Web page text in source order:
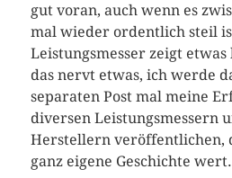
gut voran, auch wenn es
mal wieder ordentlich steil
Leistungsmesser zeigt
das nervt etwas, ich werde
separaten Post mal meine
diversen Leistungsmessern
Herstellern veröffentlichen,
ganz eigene Geschichte wert.